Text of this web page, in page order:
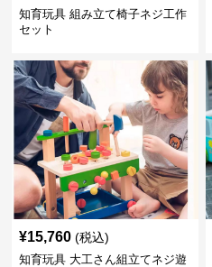
知育玩具 組み立て椅子ネジ工作
セット
¥15,760 (税込)
知育玩具 大工さん組立てネジ遊